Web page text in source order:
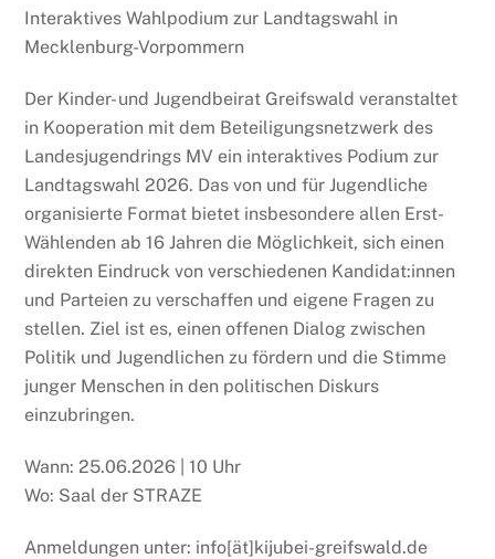
Interaktives Wahlpodium zur Landtagswahl in
Mecklenburg-Vorpommern
Der Kinder- und Jugendbeirat Greifswald veranstaltet
in Kooperation mit dem Beteiligungsnetzwerk des
Landesjugendrings MV ein interaktives Podium zur
Landtagswahl 2026. Das von und für Jugendliche
organisierte Format bietet insbesondere allen Erst-
Wählenden ab 16 Jahren die Möglichkeit, sich einen
direkten Eindruck von verschiedenen Kandidat:innen
und Parteien zu verschaffen und eigene Fragen zu
stellen. Ziel ist es, einen offenen Dialog zwischen
Politik und Jugendlichen zu fördern und die Stimme
junger Menschen in den politischen Diskurs
einzubringen.
Wann: 25.06.2026 | 10 Uhr
Wo: Saal der STRAZE
Anmeldungen unter: info[ät]kijubei-greifswald.de